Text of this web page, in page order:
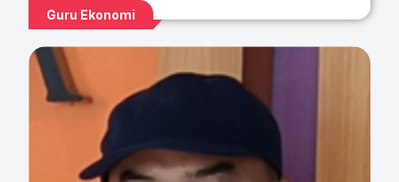
Guru Ekonomi